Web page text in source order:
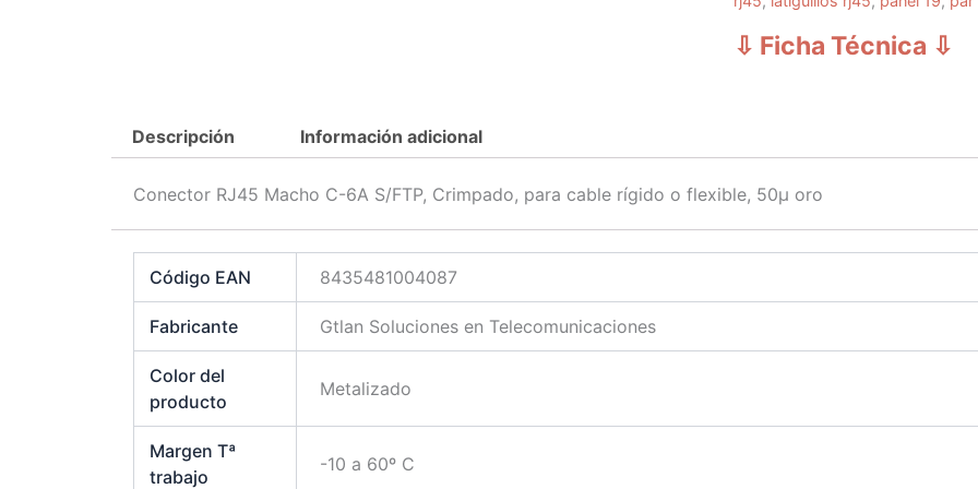
⇩ Ficha Técnica ⇩
Descripción Información adicional
Conector RJ45 Macho C-6A S/FTP, Crimpado, para cable rígido o flexible, 50μ oro
Código EAN 8435481004087
Fabricante Gtlan Soluciones en Telecomunicaciones
Color del
producto
Metalizado
Margen Tª
trabajo
-10 a 60º C